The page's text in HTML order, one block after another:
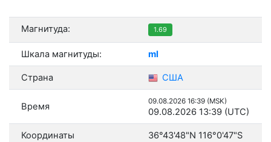
Магнитуда: 1.69
Шкала магнитуды: ml
Страна США
Время 09.08.2026 16:39 (MSK)
09.08.2026 13:39 (UTC)
Координаты 36°43'48"N 116°0'47"S